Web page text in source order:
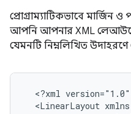
প্রোগ্রাম্যাটিকভাবে মার্জিন
আপনি আপনার XML
যেমনটি নিম্নলিখিত
<?xml version="1.0"
<LinearLayout